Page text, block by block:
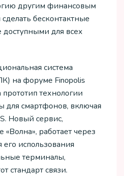
другим финансовым
бесконтактные
доступными для всех
система
на форуме Finopolis
технологии
для смартфонов, включая
Новый сервис,
работает через
использования
терминалы,
стандарт связи.